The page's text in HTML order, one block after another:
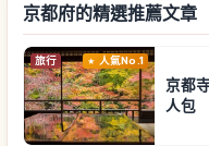
京都府的精選推薦文章
旅行 人氣No.1
京都
人包